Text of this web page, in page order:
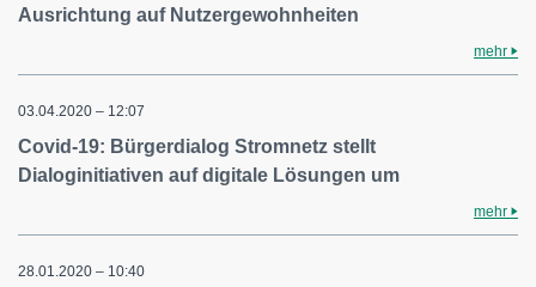
Ausrichtung auf Nutzergewohnheiten
mehr
03.04.2020 – 12:07
Covid-19: Bürgerdialog Stromnetz stellt
Dialoginitiativen auf digitale Lösungen um
mehr
28.01.2020 – 10:40